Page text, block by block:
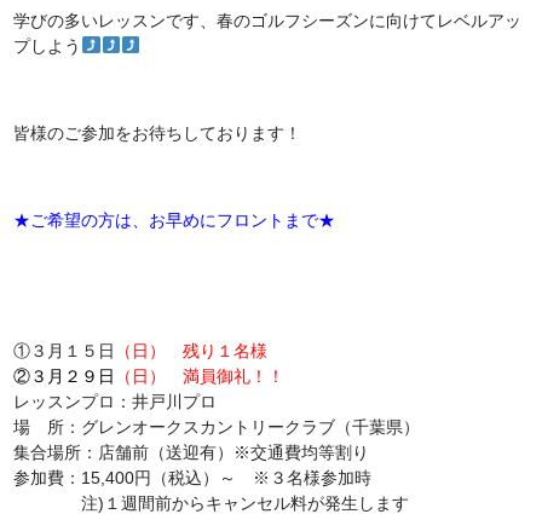
学びの多いレッスンです、春のゴルフシーズンに向けてレベルアッ
プしよう
皆様のご参加をお待ちしております！
★ご希望の方は、お早めにフロントまで★
①３月１５日 （日）残り１名様
②３月２９日
（日）満員御礼！！
レッスンプロ：井戸川プロ
場 所：グレンオークスカントリークラブ（千葉県）
集合場所：店舗前（送迎有）※交通費均等割り
参加費：15,400円（税込）～ ※３名様参加時
注)１週間前からキャンセル料が発生します